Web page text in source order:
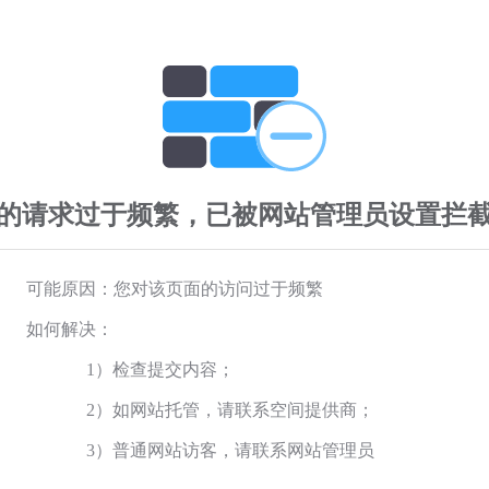
请求过于频繁，已被网站管理员设置拦
可能原因：您对该页面的访问过于频繁
如何解决：
1）检查提交内容；
2）如网站托管，请联系空间提供商；
3）普通网站访客，请联系网站管理员